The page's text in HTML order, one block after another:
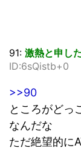
91: 激熱と申し
ID:6sQistb+0
>>90
ところがどっ
なんだな
ただ絶望的に